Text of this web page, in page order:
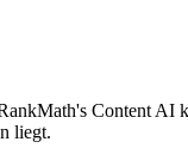
Content AI
liegt.